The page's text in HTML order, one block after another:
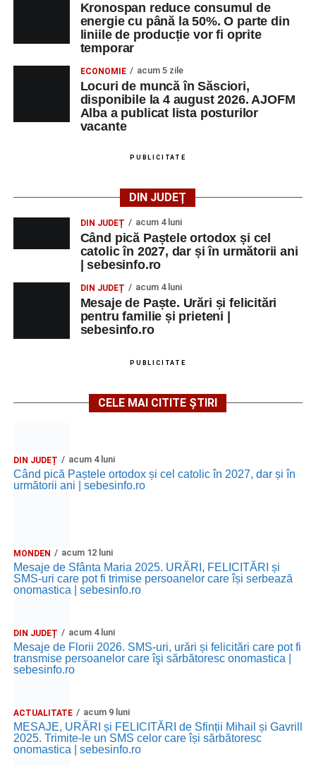
Kronospan reduce consumul de
energie cu până la 50%. O parte din
liniile de producție vor fi oprite
temporar
ECONOMIE acum 5 zile
Locuri de muncă în Săsciori,
disponibile la 4 august 2026. AJOFM
Alba a publicat lista posturilor
vacante
PUBLICITATE
DIN JUDEȚ
DIN JUDEȚ acum 4 luni
Când pică Paștele ortodox și cel
catolic în 2027, dar și în următorii ani
| sebesinfo.ro
DIN JUDEȚ acum 4 luni
Mesaje de Paște. Urări și felicitări
pentru familie și prieteni |
sebesinfo.ro
PUBLICITATE
CELE MAI CITITE ȘTIRI
DIN JUDEȚ acum 4 luni
Când pică Paștele ortodox și cel catolic în 2027, dar și în
următorii ani | sebesinfo.ro
MONDEN acum 12 luni
Mesaje de Sfânta Maria 2025. URĂRI, FELICITĂRI și
SMS-uri care pot fi trimise persoanelor care își serbează
onomastica | sebesinfo.ro
DIN JUDEȚ acum 4 luni
Mesaje de Florii 2026. SMS-uri, urări și felicitări care pot fi
transmise persoanelor care îşi sărbătoresc onomastica |
sebesinfo.ro
ACTUALITATE acum 9 luni
MESAJE, URĂRI și FELICITĂRI de Sfinții Mihail și Gavrill
2025. Trimite-le un SMS celor care își sărbătoresc
onomastica | sebesinfo.ro